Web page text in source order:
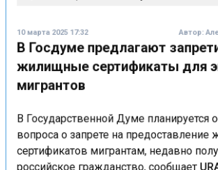
В Госдуме предлагают
жилищные сертификаты для
мигрантов
вопроса о запрете на
сертификатов мигрантам, недавно
российское гражданство, сообщает